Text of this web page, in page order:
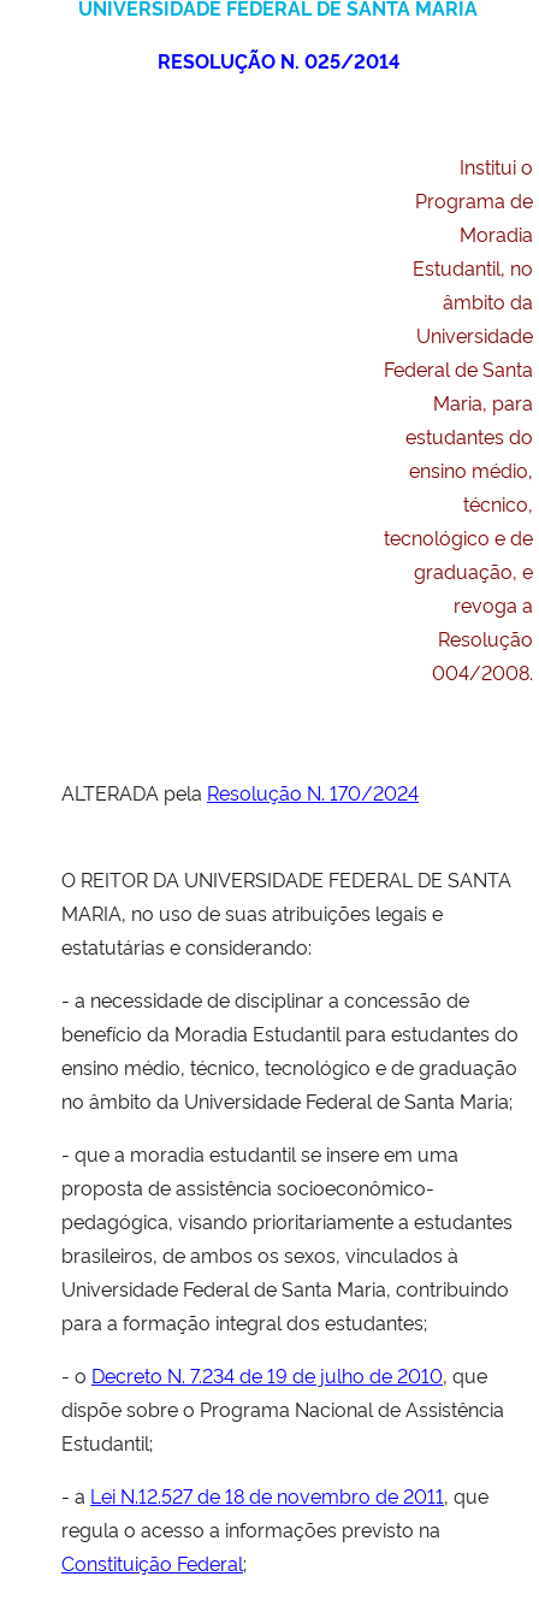
Ministério da Cidadania
Ministério da Ciência, Tecnologia, Inovações e Comunicações
Ministério da Mulher, da Família e dos Direitos Humanos
Advocacia-Geral da União
UNIVERSIDADE FEDERAL DE SANTA MARIA
RESOLUÇÃO N. 025/2014
Institui o
Programa de
Moradia
Estudantil, no
âmbito da
Universidade
Federal de Santa
Maria, para
estudantes do
ensino médio,
técnico,
tecnológico e de
graduação, e
revoga a
Resolução
004/2008.
ALTERADA pela Resolução N. 170/2024
O REITOR DA UNIVERSIDADE FEDERAL DE SANTA
MARIA, no uso de suas atribuições legais e
estatutárias e considerando:
- a necessidade de disciplinar a concessão de
benefício da Moradia Estudantil para estudantes do
ensino médio, técnico, tecnológico e de graduação
no âmbito da Universidade Federal de Santa Maria;
- que a moradia estudantil se insere em uma
proposta de assistência socioeconômico-
pedagógica, visando prioritariamente a estudantes
brasileiros, de ambos os sexos, vinculados à
Universidade Federal de Santa Maria, contribuindo
para a formação integral dos estudantes;
- o Decreto N. 7.234 de 19 de julho de 2010, que
dispõe sobre o Programa Nacional de Assistência
Estudantil;
- a Lei N.12.527 de 18 de novembro de 2011, que
regula o acesso a informações previsto na
Constituição Federal;